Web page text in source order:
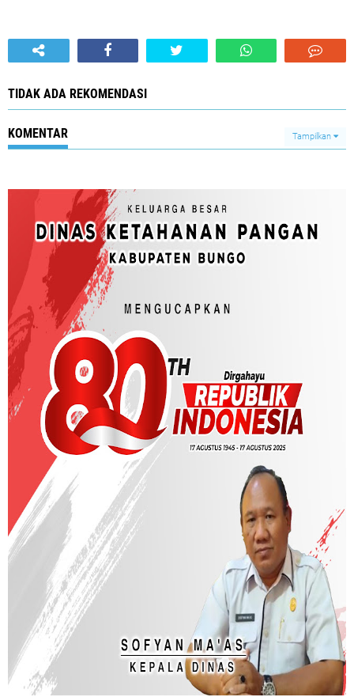
TIDAK ADA REKOMENDASI
KOMENTAR Tampilkan